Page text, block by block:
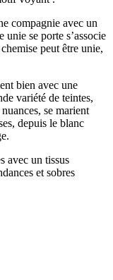
compagnie avec un
se porte s’associe
peut être unie,
bien avec une
variété de teintes,
se marient
depuis le blanc
avec un tissus
et sobres